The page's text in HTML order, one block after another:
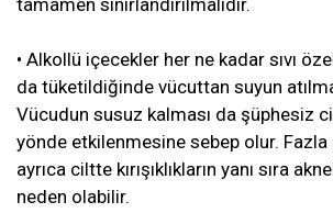
tamamen sınırlandırılmalıdır.
• Alkollü içecekler her ne kadar sıvı
da tüketildiğinde vücuttan suyun
Vücudun susuz kalması da şüphesiz
yönde etkilenmesine sebep olur.
ayrıca ciltte kırışıklıkların yanı sıra
neden olabilir.